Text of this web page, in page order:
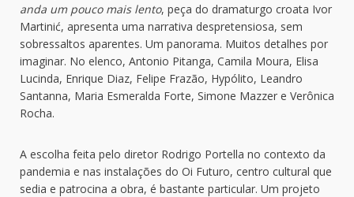
anda um pouco mais lento, peça do dramaturgo croata Ivor
Martinić, apresenta uma narrativa despretensiosa, sem
sobressaltos aparentes. Um panorama. Muitos detalhes por
imaginar. No elenco, Antonio Pitanga, Camila Moura, Elisa
Lucinda, Enrique Diaz, Felipe Frazão, Hypólito, Leandro
Santanna, Maria Esmeralda Forte, Simone Mazzer e Verônica
Rocha.
A escolha feita pelo diretor Rodrigo Portella no contexto da
pandemia e nas instalações do Oi Futuro, centro cultural que
sedia e patrocina a obra, é bastante particular. Um projeto